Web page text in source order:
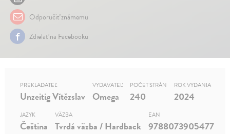
Odporučiť známemu
Zdielať na Facebooku
PREKLADATEĽ
Unzeitig Vítězslav
VYDAVATEĽ
Omega
POČET STRÁN
240
ROK VYDANIA
2024
JAZYK
Čeština
VÄZBA
Tvrdá väzba / Hardback
EAN
9788073905477